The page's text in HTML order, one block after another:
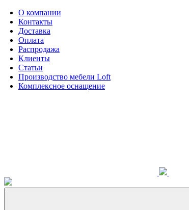
О компании
Контакты
Доставка
Оплата
Распродажа
Клиенты
Статьи
Производство мебели Loft
Комплексное оснащение